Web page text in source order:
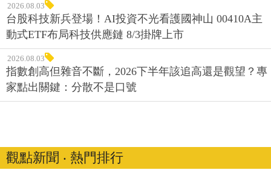
2026.08.03
台股科技新兵登場！AI投資不光看護國神山 00410A主
動式ETF布局科技供應鏈 8/3掛牌上市
2026.08.03
指數創高但雜音不斷，2026下半年該追高還是觀望？專
家點出關鍵：分散不是口號
觀點新聞 ‧ 熱門排行